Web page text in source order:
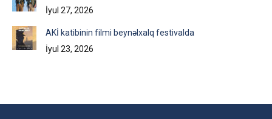
İyul 27, 2026
AKİ katibinin filmi beynəlxalq festivalda
İyul 23, 2026